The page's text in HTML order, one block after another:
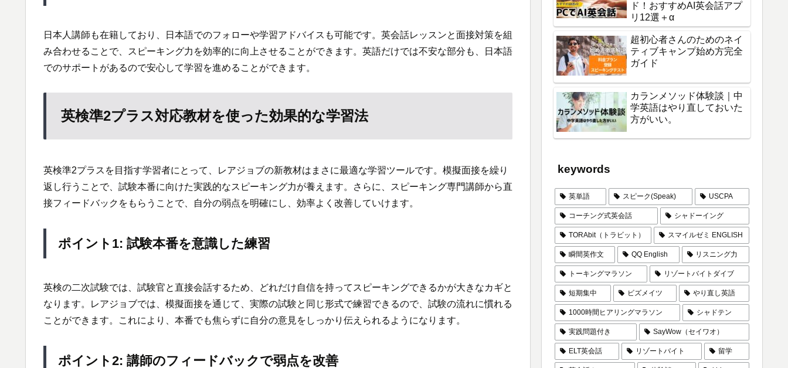
日本人講師も在籍しており、日本語でのフォローや学習アドバイスも可能です。英会話レッスンと面接対策を組
み合わせることで、スピーキング力を効率的に向上させることができます。英語だけでは不安な部分も、日本語
でのサポートがあるので安心して学習を進めることができます。
英検準2プラス対応教材を使った効果的な学習法
英検準2プラスを目指す学習者にとって、レアジョブの新教材はまさに最適な学習ツールです。模擬面接を繰り
返し行うことで、試験本番に向けた実践的なスピーキング力が養えます。さらに、スピーキング専門講師から直
接フィードバックをもらうことで、自分の弱点を明確にし、効率よく改善していけます。
ポイント1: 試験本番を意識した練習
英検の二次試験では、試験官と直接会話するため、どれだけ自信を持ってスピーキングできるかが大きなカギと
なります。レアジョブでは、模擬面接を通じて、実際の試験と同じ形式で練習できるので、試験の流れに慣れる
ことができます。これにより、本番でも焦らずに自分の意見をしっかり伝えられるようになります。
ポイント2: 講師のフィードバックで弱点を改善
ド！おすすめAI英会話アプ
リ12選＋α
超初心者さんのためのネイ
ティブキャンプ始め方完全
ガイド
カランメソッド体験談｜中
学英語はやり直しておいた
方がいい。
keywords
英単語 スピーク(Speak) USCPA
コーチング式英会話 シャドーイング
TORAbit（トラビット） スマイルゼミ ENGLISH
瞬間英作文 QQ English リスニング力
トーキングマラソン リゾートバイトダイブ
短期集中 ビズメイツ やり直し英語
1000時間ヒアリングマラソン シャドテン
実践問題付き SayWow（セイワオ）
ELT英会話 リゾートバイト 留学